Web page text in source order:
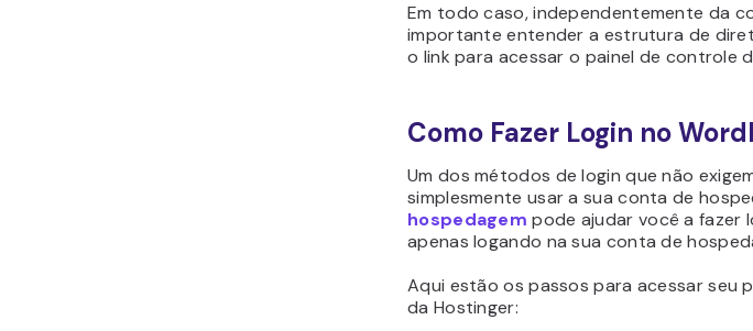
Em todo caso, independentemente da
importante entender a estrutura de
o link para acessar o painel de controle
Como Fazer Login no
Um dos métodos de login que não
simplesmente usar a sua conta de
hospedagem pode ajudar você a fazer
apenas logando na sua conta de
Aqui estão os passos para acessar seu
da Hostinger: